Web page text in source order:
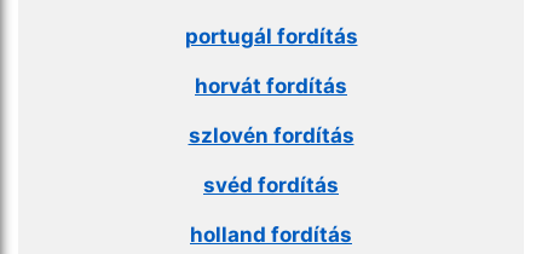
portugál fordítás
horvát fordítás
szlovén fordítás
svéd fordítás
holland fordítás